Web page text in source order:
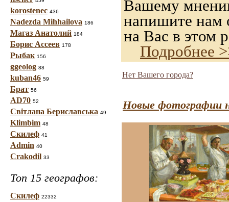
korostenec 436
Nadezda Mihhailova 186
Магаз Анатолий 184
Борис Ассеев 178
Рыбак 156
ggeolog 88
kuban46 59
Брат 56
AD70 52
Світлана Бериславська 49
Klimbim 48
Скилеф 41
Admin 40
Crakodil 33
Топ 15 географов:
Скилеф 22332
Вашему
напишите нам
на Вас в этом
Подробнее
Нет Вашего города?
Новые фотографии